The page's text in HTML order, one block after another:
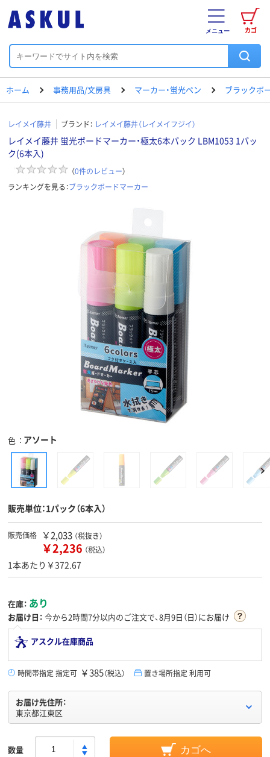
カゴ
メニュー
ホーム 事務用品/文房具 マーカー・蛍光ペン ブラックボ
レイメイ藤井 ブランド： レイメイ藤井（レイメイフジイ）
レイメイ藤井 蛍光ボードマーカー・極太6本パック LBM1053 1パッ
ク(6本入)
（0件のレビュー）
ランキングを見る：ブラックボードマーカー
色 アソート
販売単位：1パック（6本入）
販売価格 ￥2,033 （税抜き）
￥2,236 （税込）
1本あたり￥372.67
在庫： あり
お届け日： 今から2時間7分以内のご注文で、8月9日（日）にお届け
アスクル在庫商品
時間帯指定 指定可 ￥385（税込） 置き場所指定 利用可
お届け先住所：
東京都江東区
数量 カゴへ